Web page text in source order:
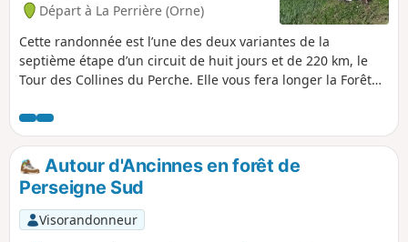
Départ à La Perrière (Orne)
Cette randonnée est l’une des deux variantes de la
septième étape d’un circuit de huit jours et de 220 km, le
Tour des Collines du Perche. Elle vous fera longer la Forêt
ornais, Bellême, que vous ne manquerez pas de visiter. Puis
la trace reprend une direction Sud pour passer à La-
Chapelle-Souëf puis Saint-Germain-de-la-Coudre.
Autour d'Ancinnes en forêt de
Perseigne Sud
Visorandonneur